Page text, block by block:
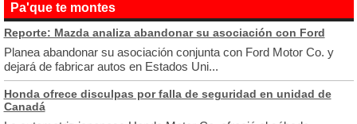
Pa'que te montes
Reporte: Mazda analiza abandonar su asociación con Ford
Planea abandonar su asociación conjunta con Ford Motor Co. y
dejará de fabricar autos en Estados Uni...
Honda ofrece disculpas por falla de seguridad en unidad de
Canadá